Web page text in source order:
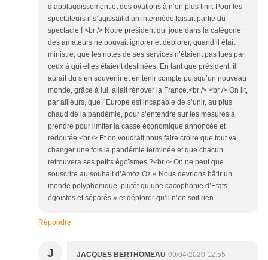
d’applaudissement et des ovations à n’en plus finir. Pour les
spectateurs il s’agissait d’un intermède faisait partie du
spectacle ! <br /> Notre président qui joue dans la catégorie
des amateurs ne pouvait ignorer et déplorer, quand il était
ministre, que les notes de ses services n’étaient pas lues par
ceux à qui elles étaient destinées. En tant que président, il
aurait du s’en souvenir et en tenir compte puisqu’un nouveau
monde, grâce à lui, allait rénover la France.<br /> <br /> On lit,
par ailleurs, que l’Europe est incapable de s’unir, au plus
chaud de la pandémie, pour s’entendre sur les mesures à
prendre pour limiter la casse économique annoncée et
redoutée.<br /> Et on voudrait nous faire croire que tout va
changer une fois la pandémie terminée et que chacun
retrouvera ses petits égoïsmes ?<br /> On ne peut que
souscrire au souhait d’Amoz Oz « Nous devrions bâtir un
monde polyphonique, plutôt qu’une cacophonie d’Etats
égoïstes et séparés » et déplorer qu’il n’en soit rien.
Répondre
J JACQUES BERTHOMEAU 09/04/2020 12:55